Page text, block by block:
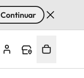
Continuar